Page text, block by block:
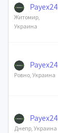
Payex24
Житомир,
Украина
Payex24
Ровно, Украина
Payex24
Днепр, Украина